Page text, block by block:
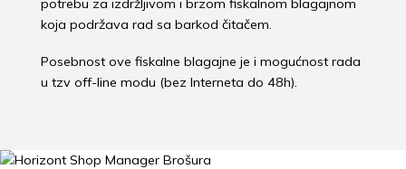
potrebu za izdržljivom i brzom fiskalnom blagajnom
koja podržava rad sa barkod čitačem.
Posebnost ove fiskalne blagajne je i mogućnost rada
u tzv off-line modu (bez Interneta do 48h).